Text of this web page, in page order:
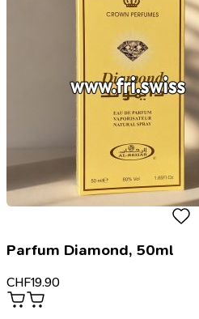
Parfum Diamond, 50ml
CHF19.90